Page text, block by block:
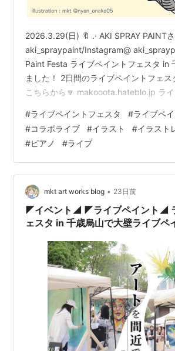
2026.3.29(日) 🔖 .· AKI SPRAY PAINT
aki_spraypaint/Instagram@
Paint Festa ライブペイントフェスタ in
ました！ 2日間のライブペイントフェス
こちらから🔽 makooota.hateblo.jp ライ
Haluさん(X:@ halupiano_/instagram:@
ラボライブをさせていただきました✨
YouTubeはこちらから↓ …
#ライブペイントフェスタ #ライブペ
#コラボライブ #イラスト #イラスト
#ピアノ #ライブ
mkt art works blog • 23日前
◤イベント◢ ◤ライブペイント◢
ェスタ in 千歳烏山で大壁ライブペ